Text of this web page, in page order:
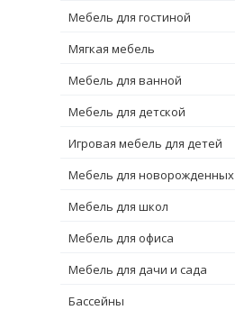
Мебель для гостиной
Мягкая мебель
Мебель для ванной
Мебель для детской
Игровая мебель для детей
Мебель для новорожденных
Мебель для школ
Мебель для офиса
Мебель для дачи и сада
Бассейны